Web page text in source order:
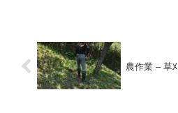
農作業 – 草